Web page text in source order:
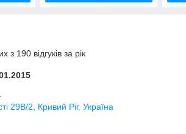
з 190 відгуків за рік
29В/2, Кривий Ріг, Україна